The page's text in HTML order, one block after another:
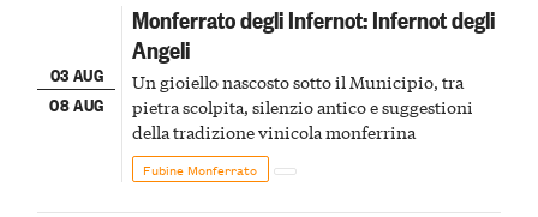
03 AUG
08 AUG
Monferrato degli Infernot: Infernot degli
Angeli
Un gioiello nascosto sotto il Municipio, tra
pietra scolpita, silenzio antico e suggestioni
della tradizione vinicola monferrina
Fubine Monferrato